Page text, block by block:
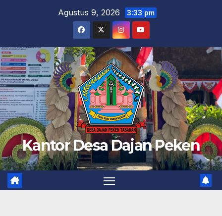
Agustus 9, 2026 3:33 pm
Kantor Desa Dajan Peken